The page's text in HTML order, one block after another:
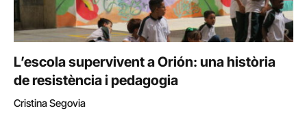
L’escola supervivent a Orión: una història
de resistència i pedagogia
Cristina Segovia